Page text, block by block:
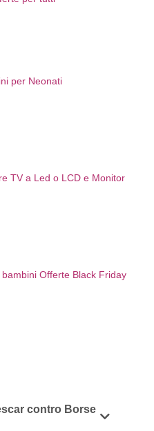
per Neonati
TV a Led o LCD e Monitor
Offerte Black Friday
contro Borse